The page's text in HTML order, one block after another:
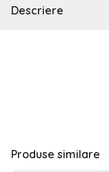
Descriere
Produse similare